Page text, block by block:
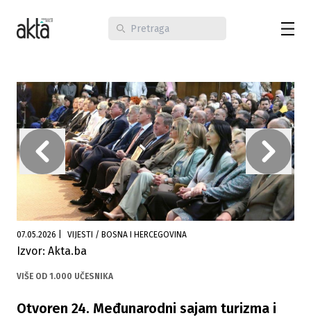
07.05.2026 VIJESTI / BOSNA I HERCEGOVINA
Izvor: Akta.ba
VIŠE OD 1.000 UČESNIKA
Otvoren 24. Međunarodni sajam turizma i